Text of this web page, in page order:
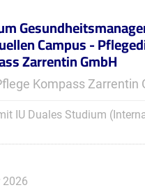
Campus -
Zarrentin GmbH
Kompass Zarrentin
IU Duales Studium
2026